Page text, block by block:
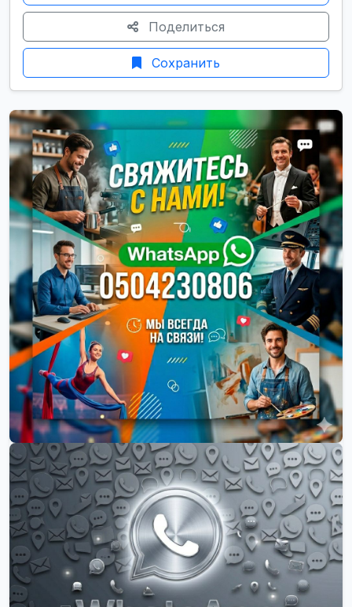
Поделиться
Сохранить